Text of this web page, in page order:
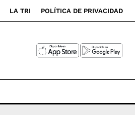
LA TRI POLÍTICA DE PRIVACIDAD